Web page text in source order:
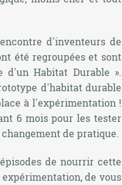
d'inventeurs de
été regroupées et sont
d'un Habitat Durable ».
d'habitat durable
à l'expérimentation !
6 mois pour les tester
de pratique.
de nourrir cette
de vous